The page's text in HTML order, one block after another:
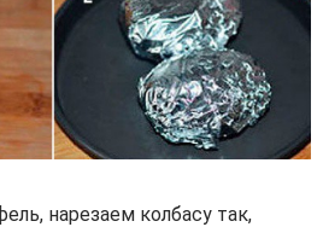
нарезаем колбасу так,